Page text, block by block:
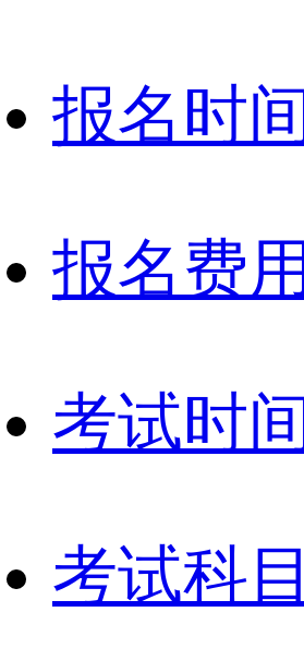
报名时间
报名费用
考试时间
考试科目